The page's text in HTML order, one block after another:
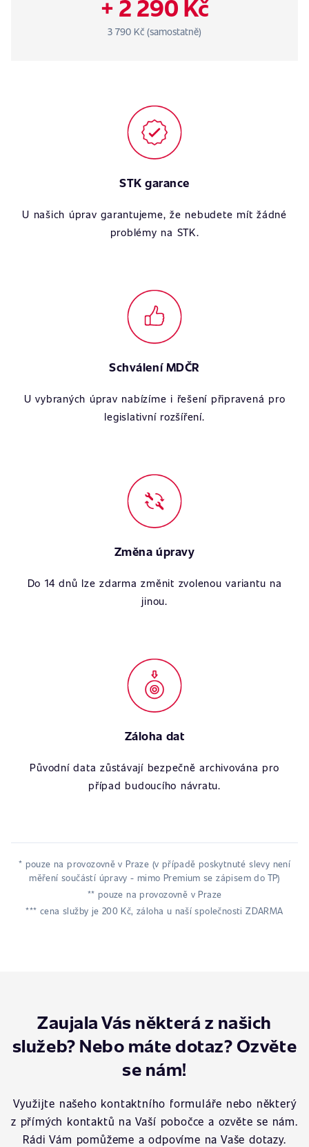
+ 2 290 Kč
3 790 Kč (samostatně)
STK garance
U našich úprav garantujeme, že nebudete mít žádné
problémy na STK.
Schválení MDČR
U vybraných úprav nabízíme i řešení připravená pro
legislativní rozšíření.
Změna úpravy
Do 14 dnů lze zdarma změnit zvolenou variantu na
jinou.
Záloha dat
Původní data zůstávají bezpečně archivována pro
případ budoucího návratu.
* pouze na provozovně v Praze (v případě poskytnuté slevy není
měření součástí úpravy - mimo Premium se zápisem do TP)
** pouze na provozovně v Praze
*** cena služby je 200 Kč, záloha u naší společnosti ZDARMA
Zaujala Vás některá z našich
služeb? Nebo máte dotaz? Ozvěte
se nám!
Využijte našeho kontaktního formuláře nebo některý
z přímých kontaktů na Vaší pobočce a ozvěte se nám.
Rádi Vám pomůžeme a odpovíme na Vaše dotazy.